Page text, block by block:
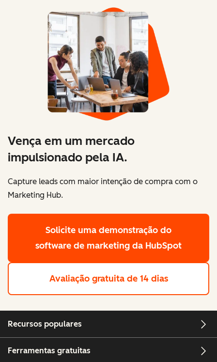
Vença em um mercado
impulsionado pela IA.
Capture leads com maior intenção de compra com o
Marketing Hub.
Solicite uma demonstração do
software de marketing da HubSpot
Avaliação gratuita de 14 dias
Recursos populares
Ferramentas gratuitas